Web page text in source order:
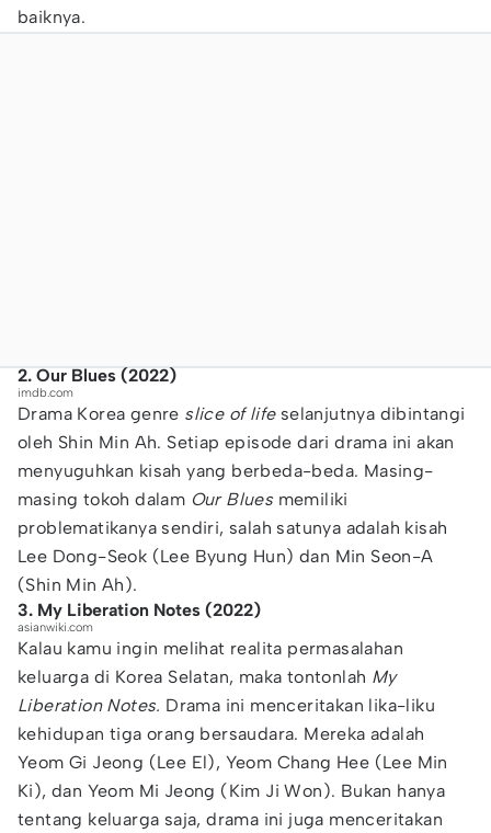
baiknya.
2. Our Blues (2022)
imdb.com
Drama Korea genre slice of lifeselanjutnya dibintangi
oleh Shin Min Ah. Setiap episode dari drama ini akan
menyuguhkan kisah yang berbeda-beda. Masing-
masing tokoh dalam Our Bluesmemiliki
problematikanya sendiri, salah satunya adalah kisah
Lee Dong-Seok (Lee Byung Hun) dan Min Seon-A
(Shin Min Ah).
3. My Liberation Notes (2022)
asianwiki.com
Kalau kamu ingin melihat realita permasalahan
keluarga di Korea Selatan, maka tontonlah My
Liberation Notes. Drama ini menceritakan lika-liku
kehidupan tiga orang bersaudara. Mereka adalah
Yeom Gi Jeong (Lee El), Yeom Chang Hee (Lee Min
Ki), dan Yeom Mi Jeong (Kim Ji Won). Bukan hanya
tentang keluarga saja, drama ini juga menceritakan